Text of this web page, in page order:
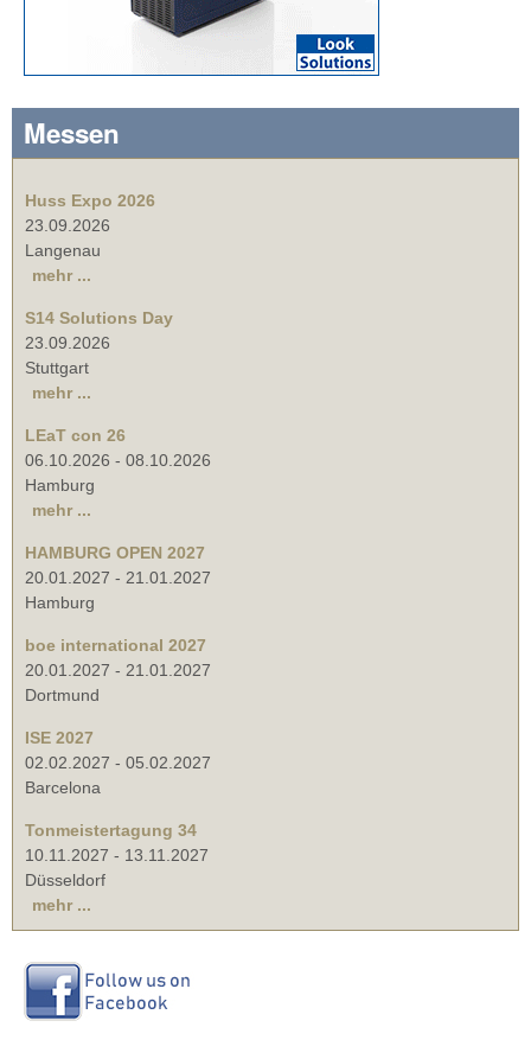
Messen
Huss Expo 2026
23.09.2026
Langenau
mehr ...
S14 Solutions Day
23.09.2026
Stuttgart
mehr ...
LEaT con 26
06.10.2026 - 08.10.2026
Hamburg
mehr ...
HAMBURG OPEN 2027
20.01.2027 - 21.01.2027
Hamburg
boe international 2027
20.01.2027 - 21.01.2027
Dortmund
ISE 2027
02.02.2027 - 05.02.2027
Barcelona
Tonmeistertagung 34
10.11.2027 - 13.11.2027
Düsseldorf
mehr ...